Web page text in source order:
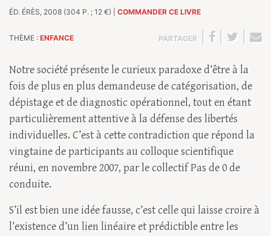
ÉD. ÉRÈS, 2008 (304 P. ; 12 €) | COMMANDER CE LIVRE
THÈME : ENFANCE PARTAGER
Notre société présente le curieux paradoxe d’être à la
fois de plus en plus demandeuse de catégorisation, de
dépistage et de diagnostic opérationnel, tout en étant
particulièrement attentive à la défense des libertés
individuelles. C’est à cette contradiction que répond la
vingtaine de participants au colloque scientifique
réuni, en novembre 2007, par le collectif Pas de 0 de
conduite.
S’il est bien une idée fausse, c’est celle qui laisse croire à
l’existence d’un lien linéaire et prédictible entre les